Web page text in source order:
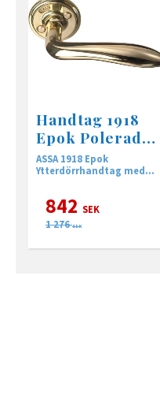
Handtag 1918
Epok Polerad
mässing
ASSA 1918 Epok
Ytterdörrhandtag med
842 SEK
1 276 SEK